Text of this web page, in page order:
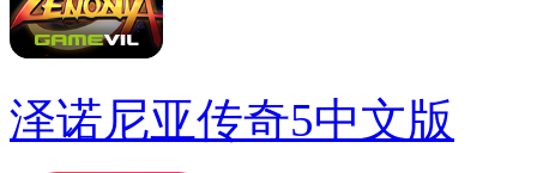
泽诺尼亚传奇5中文版